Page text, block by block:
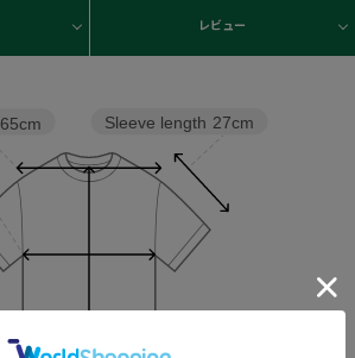
レビュー
Sleeve length 27cm
65cm